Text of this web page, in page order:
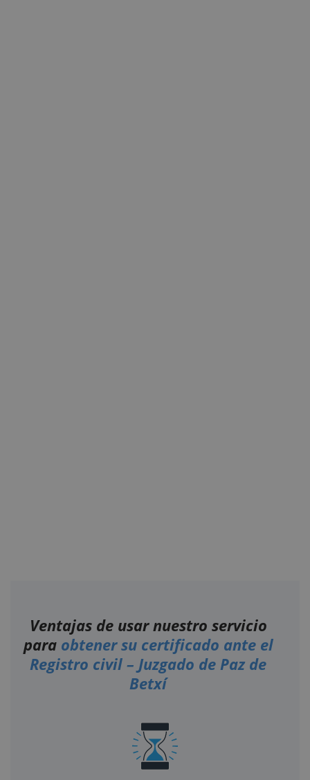
Ventajas de usar nuestro servicio
para obtener su certificado ante el
Registro civil – Juzgado de Paz de
Betxí